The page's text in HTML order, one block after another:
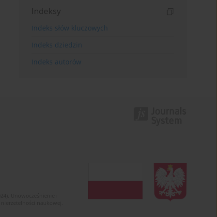
Indeksy
Indeks słów kluczowych
Indeks dziedzin
Indeks autorów